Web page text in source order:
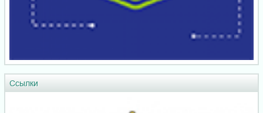
Ссылки